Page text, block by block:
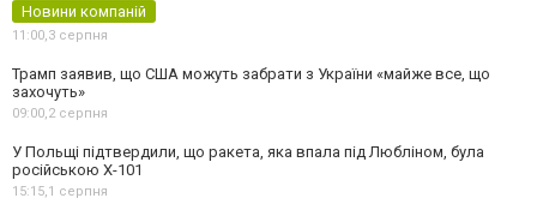
Новини компаній
11:00,3 серпня
Трамп заявив, що США можуть забрати з України «майже все, що
захочуть»
09:00,2 серпня
У Польщі підтвердили, що ракета, яка впала під Любліном, була
російською Х-101
15:15,1 серпня